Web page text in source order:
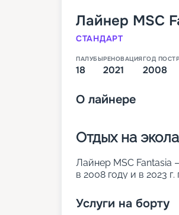
Лайнер MSC
СТАНДАРТ
ПАЛУБЫ
18
РЕНОВАЦИЯ
2021
ГОД
2008
О лайнере
Отдых на
Лайнер MSC Fantasia
в 2008 году и в 2023
технологические
обеспечивают
Услуги на борту